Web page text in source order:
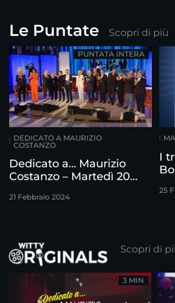
Le Puntate Scopri di più
DEDICATO A MAURIZIO
COSTANZO
Dedicato a… Maurizio
Costanzo – Martedì 20
21 Febbraio 2024
PUNTATA INTERA
I
25
Scopri di
3 MIN